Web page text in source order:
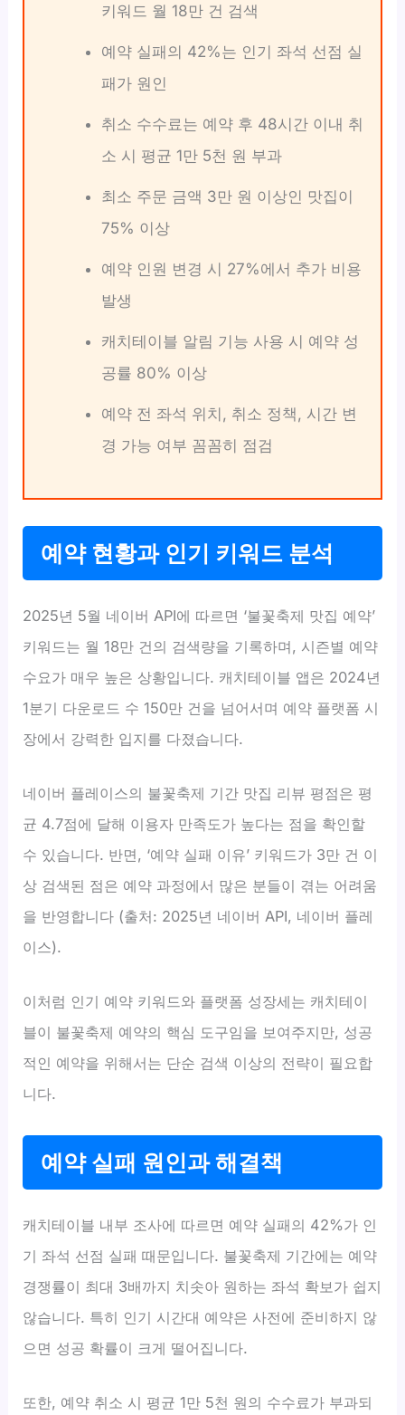
키워드 월 18만 건 검색
예약 실패의 42%는 인기 좌석 선점 실
패가 원인
취소 수수료는 예약 후 48시간 이내 취
소 시 평균 1만 5천 원 부과
최소 주문 금액 3만 원 이상인 맛집이
75% 이상
예약 인원 변경 시 27%에서 추가 비용
발생
캐치테이블 알림 기능 사용 시 예약 성
공률 80% 이상
예약 전 좌석 위치, 취소 정책, 시간 변
경 가능 여부 꼼꼼히 점검
예약 현황과 인기 키워드 분석
2025년 5월 네이버 API에 따르면 ‘불꽃축제 맛집 예약’
키워드는 월 18만 건의 검색량을 기록하며, 시즌별 예약
수요가 매우 높은 상황입니다. 캐치테이블 앱은 2024년
1분기 다운로드 수 150만 건을 넘어서며 예약 플랫폼 시
장에서 강력한 입지를 다졌습니다.
네이버 플레이스의 불꽃축제 기간 맛집 리뷰 평점은 평
균 4.7점에 달해 이용자 만족도가 높다는 점을 확인할
수 있습니다. 반면, ‘예약 실패 이유’ 키워드가 3만 건 이
상 검색된 점은 예약 과정에서 많은 분들이 겪는 어려움
을 반영합니다 (출처: 2025년 네이버 API, 네이버 플레
이스).
이처럼 인기 예약 키워드와 플랫폼 성장세는 캐치테이
블이 불꽃축제 예약의 핵심 도구임을 보여주지만, 성공
적인 예약을 위해서는 단순 검색 이상의 전략이 필요합
니다.
예약 실패 원인과 해결책
캐치테이블 내부 조사에 따르면 예약 실패의 42%가 인
기 좌석 선점 실패 때문입니다. 불꽃축제 기간에는 예약
경쟁률이 최대 3배까지 치솟아 원하는 좌석 확보가 쉽지
않습니다. 특히 인기 시간대 예약은 사전에 준비하지 않
으면 성공 확률이 크게 떨어집니다.
또한, 예약 취소 시 평균 1만 5천 원의 수수료가 부과되